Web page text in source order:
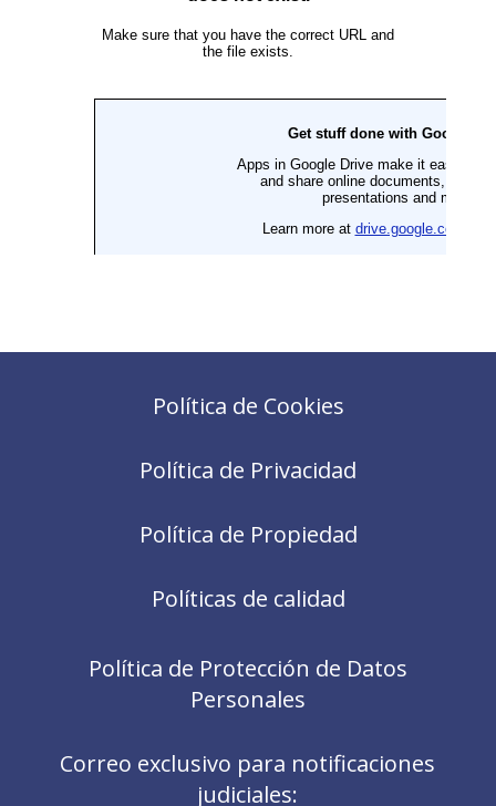
Política de Cookies
Política de Privacidad
Política de Propiedad
Políticas de calidad
Política de Protección de Datos
Personales
Correo exclusivo para notificaciones
judiciales: